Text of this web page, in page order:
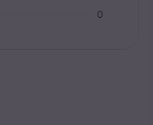
0